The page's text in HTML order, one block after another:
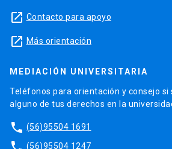
launch Contacto para apoyo
launch Más orientación
MEDIACIÓN UNIVERSITARIA
Teléfonos para orientación y consejo si
alguno de tus derechos en la
phone (56)95504 1691
(56)95504 1247